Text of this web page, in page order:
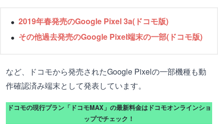
2019年春発売のGoogle Pixel 3a(ドコモ版)
その他過去発売のGoogle Pixel端末の一部(ドコモ版)
など、ドコモから発売されたGoogle Pixelの一部機種も動
作確認済み端末として発表しています。
ドコモの現行プラン「ドコモMAX」の最新料金はドコモオンラインショ
ップでチェック！